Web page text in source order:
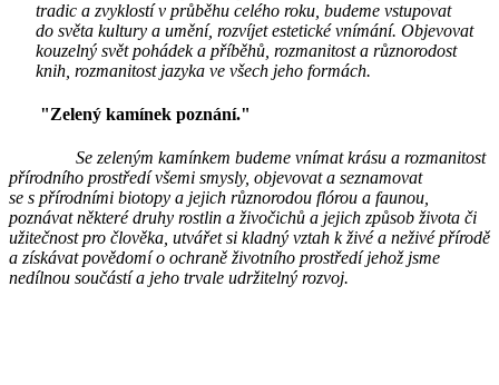
tradic a zvyklostí v průběhu celého roku, budeme vstupovat
do světa kultury a umění, rozvíjet estetické vnímání. Objevovat
kouzelný svět pohádek a příběhů, rozmanitost a různorodost
knih, rozmanitost jazyka ve všech jeho formách.
"Zelený kamínek poznání."
Se zeleným kamínkem budeme vnímat krásu a rozmanitost
přírodního prostředí všemi smysly, objevovat a seznamovat
se s přírodními biotopy a jejich různorodou flórou a faunou,
poznávat některé druhy rostlin a živočichů a jejich způsob života či
užitečnost pro člověka, utvářet si kladný vztah k živé a neživé přírodě
a získávat povědomí o ochraně životního prostředí jehož jsme
nedílnou součástí a jeho trvale udržitelný rozvoj.